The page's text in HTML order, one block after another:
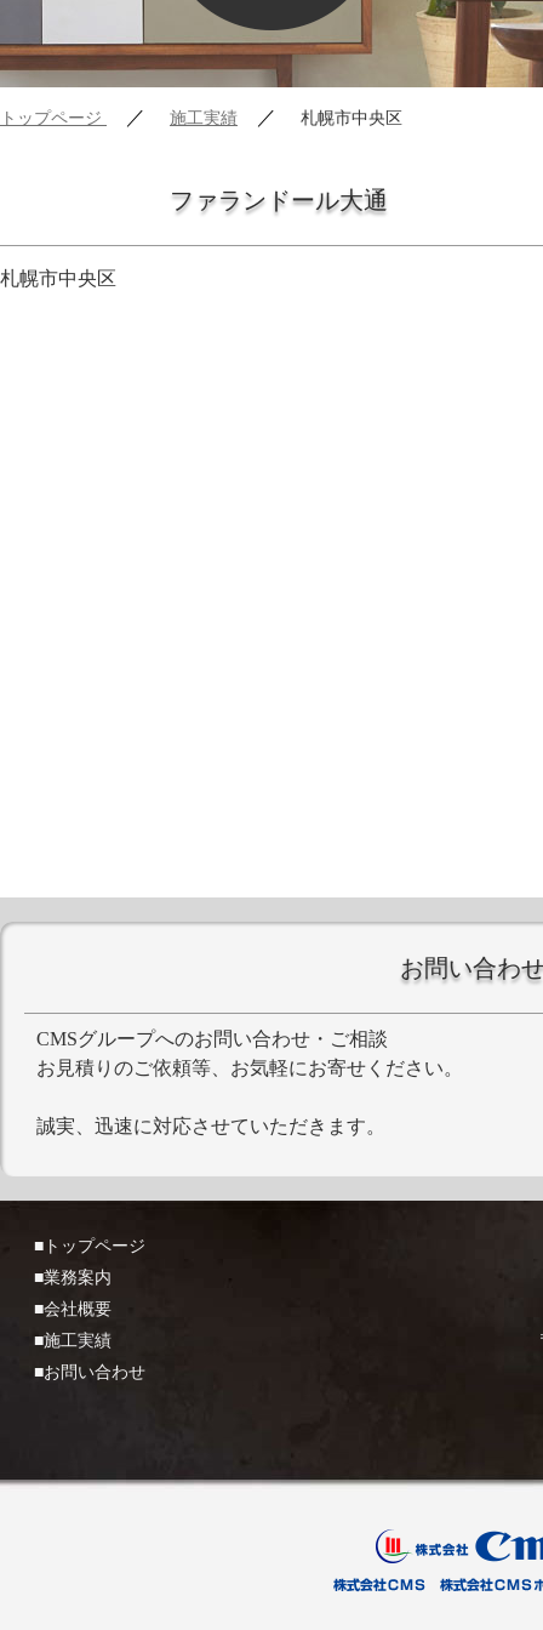
トップページ ／ 施工実績 ／ 札幌市中央区
ファランドール大通
札幌市中央区
お問い合わ
CMSグループへのお問い合わせ・ご相談
お見積りのご依頼等、お気軽にお寄せください。
誠実、迅速に対応させていただきます。
■トップページ
■業務案内
■会社概要
■施工実績
■お問い合わせ